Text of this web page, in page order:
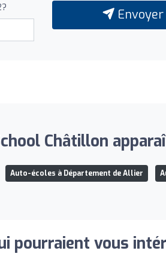
Châtillon
Auto-écoles à Département de Allier
pourraient vous